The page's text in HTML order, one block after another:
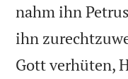
nahm ihn
ihn
Gott verhüten,